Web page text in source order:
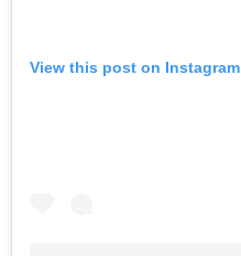
View this post on Instagram